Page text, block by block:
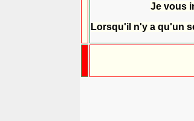
Je vous
Lorsqu'il n'y a qu'un